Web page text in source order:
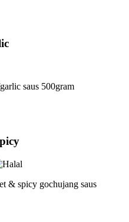
saus 500gram
& spicy gochujang saus